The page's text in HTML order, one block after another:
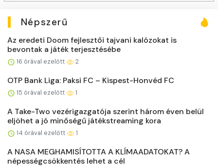
Népszerű
Az eredeti Doom fejlesztői tajvani kalózokat is
bevontak a játék terjesztésébe
16 órával ezelőtt 2
OTP Bank Liga: Paksi FC – Kispest-Honvéd FC
15 órával ezelőtt 1
A Take-Two vezérigazgatója szerint három éven belül
eljöhet a jó minőségű játékstreaming kora
14 órával ezelőtt 1
A NASA MEGHAMISÍTOTTA A KLÍMAADATOKAT? A
népességcsökkentés lehet a cél